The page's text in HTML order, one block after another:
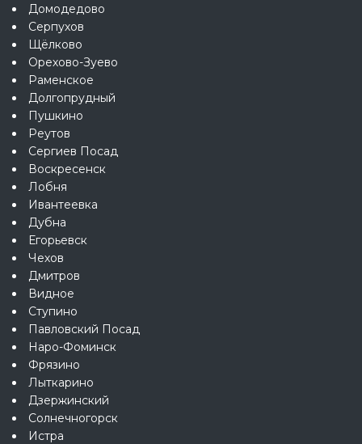
Домодедово
Серпухов
Щёлково
Орехово-Зуево
Раменское
Долгопрудный
Пушкино
Реутов
Сергиев Посад
Воскресенск
Лобня
Ивантеевка
Дубна
Егорьевск
Чехов
Дмитров
Видное
Ступино
Павловский Посад
Наро-Фоминск
Фрязино
Лыткарино
Дзержинский
Солнечногорск
Истра